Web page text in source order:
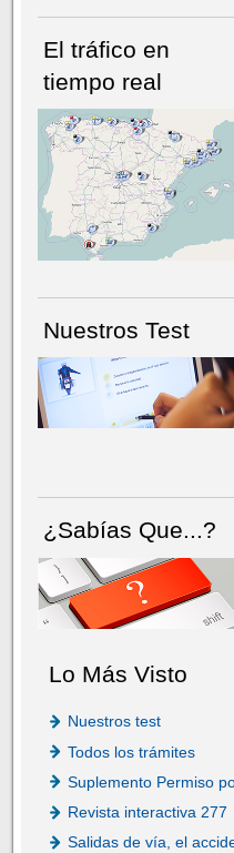
NÚMERO ACTUALHEMEROTECA
El tráfico en
tiempo real
Nuestros Test
¿Sabías Que...?
Lo Más Visto
Nuestros test
Todos los trámites
Suplemento Permiso
Revista interactiva 277
Salidas de vía, el